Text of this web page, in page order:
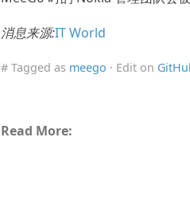
消息来源:IT World
# Tagged as meego · Edit on
Read More: